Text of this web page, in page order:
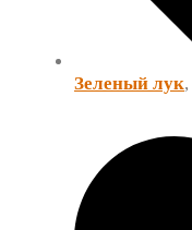
Зеленый лук,